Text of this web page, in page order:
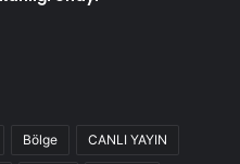
Bölge CANLI YAYIN